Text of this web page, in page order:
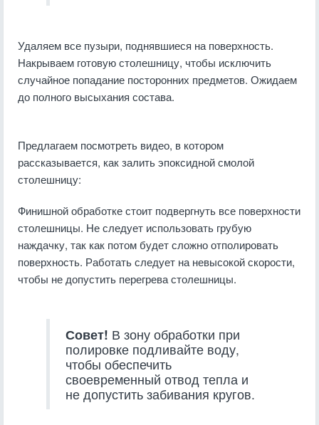
Удаляем все пузыри, поднявшиеся на поверхность.
Накрываем готовую столешницу, чтобы исключить
случайное попадание посторонних предметов. Ожидаем
до полного высыхания состава.
Предлагаем посмотреть видео, в котором
рассказывается, как залить эпоксидной смолой
столешницу:
Финишной обработке стоит подвергнуть все поверхности
столешницы. Не следует использовать грубую
наждачку, так как потом будет сложно отполировать
поверхность. Работать следует на невысокой скорости,
чтобы не допустить перегрева столешницы.
Совет! В зону обработки при
полировке подливайте воду,
чтобы обеспечить
своевременный отвод тепла и
не допустить забивания кругов.